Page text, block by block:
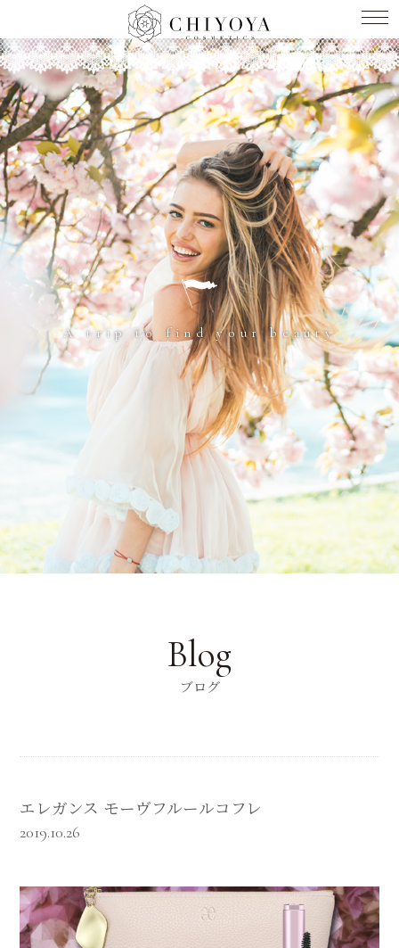
A trip to find your beauty
Blog
ブログ
エレガンス モーヴフルールコフレ
2019.10.26